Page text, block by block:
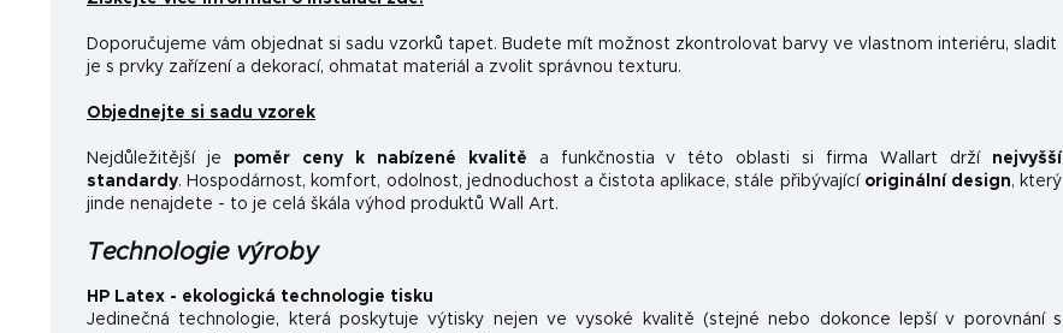
Doporučujeme vám objednat si sadu vzorků tapet. Budete mít možnost zkontrolovat barvy ve vlastnom interiéru, sladit
je s prvky zařízení a dekorací, ohmatat materiál a zvolit správnou texturu.
Objednejte si sadu vzorek
Nejdůležitější je poměr ceny k nabízené kvalitě a funkčnostia v této oblasti si firma Wallart drží nejvyšší
standardy. Hospodárnost, komfort, odolnost, jednoduchost a čistota aplikace, stále přibývající originální design, který
jinde nenajdete - to je celá škála výhod produktů Wall Art.
Technologie výroby
HP Latex - ekologická technologie tisku
Jedinečná technologie, která poskytuje výtisky nejen ve vysoké kvalitě (stejné nebo dokonce lepší v porovnání s